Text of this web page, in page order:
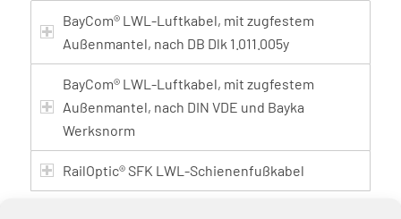
BayCom® LWL-Luftkabel, mit zugfestem
Außenmantel, nach DB Dlk 1.011.005y
BayCom® LWL-Luftkabel, mit zugfestem
Außenmantel, nach DIN VDE und Bayka
Werksnorm
RailOptic® SFK LWL-Schienenfußkabel